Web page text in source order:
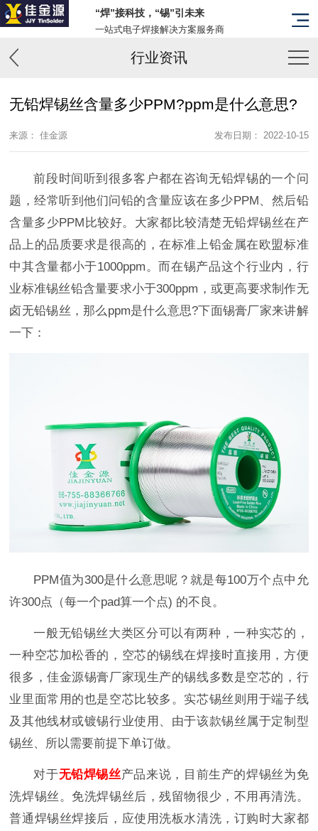
“焊”接科技，“锡”引未来
一站式电子焊接解决方案服务商
行业资讯
无铅焊锡丝含量多少PPM?ppm是什么意思?
来源： 佳金源 发布日期： 2022-10-15
前段时间听到很多客户都在咨询无铅焊锡的一个问
题，经常听到他们问铅的含量应该在多少PPM、然后铅
含量多少PPM比较好。大家都比较清楚无铅焊锡丝在产
品上的品质要求是很高的，在标准上铅金属在欧盟标准
中其含量都小于1000ppm。而在锡产品这个行业内，行
业标准锡丝铅含量要求小于300ppm，或更高要求制作无
卤无铅锡丝，那么ppm是什么意思?下面锡膏厂家来讲解
一下：
PPM值为300是什么意思呢？就是每100万个点中允
许300点（每一个pad算一个点) 的不良。
一般无铅锡丝大类区分可以有两种，一种实芯的，
一种空芯加松香的，空芯的锡线在焊接时直接用，方便
很多，佳金源锡膏厂家现生产的锡线多数是空芯的，行
业里面常用的也是空芯比较多。实芯锡丝则用于端子线
及其他线材或镀锡行业使用、由于该款锡丝属于定制型
锡丝、所以需要前提下单订做。
对于无铅焊锡丝产品来说，目前生产的焊锡丝为免
洗焊锡丝。免洗焊锡丝后，残留物很少，不用再清洗。
普通焊锡丝焊接后，应使用洗板水清洗，订购时大家都